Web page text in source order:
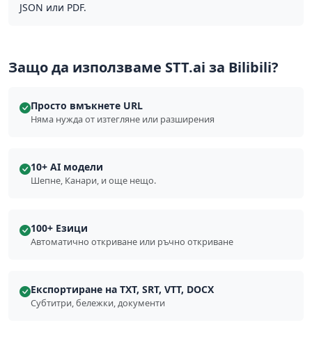
JSON или PDF.
Защо да използваме STT.ai за Bilibili?
Просто вмъкнете URL
Няма нужда от изтегляне или разширения
10+ AI модели
Шепне, Канари, и още нещо.
100+ Езици
Автоматично откриване или ръчно откриване
Експортиране на TXT, SRT, VTT, DOCX
Субтитри, бележки, документи